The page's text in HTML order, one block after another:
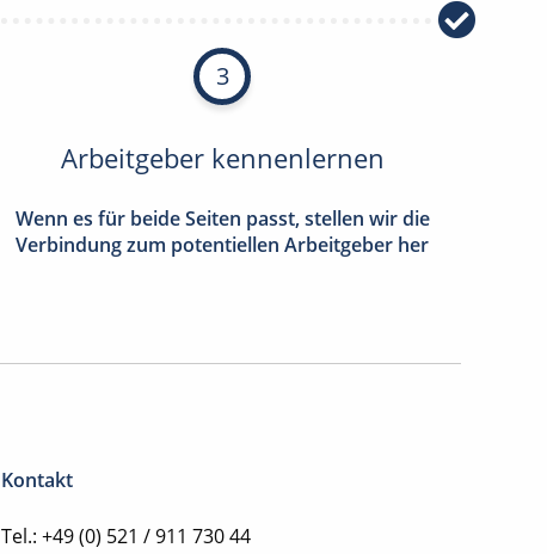
3
Arbeitgeber kennenlernen
Wenn es für beide Seiten passt, stellen wir die
Verbindung zum potentiellen Arbeitgeber her
Kontakt
Tel.: +49 (0) 521 / 911 730 44